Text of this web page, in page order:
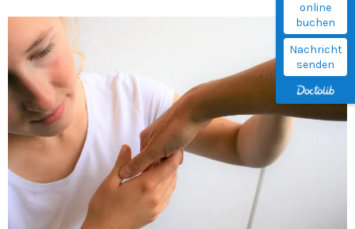
online
buchen
Nachricht
senden